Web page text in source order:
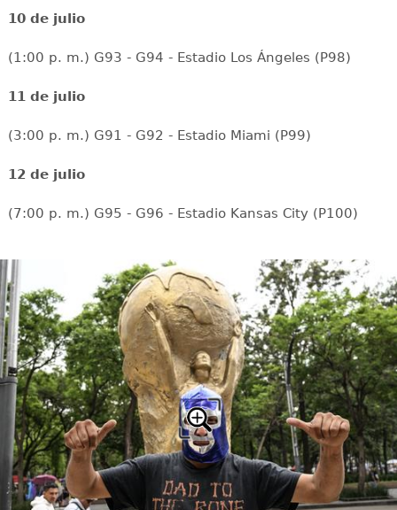
10 de julio
(1:00 p. m.) G93 - G94 - Estadio Los Ángeles (P98)
11 de julio
(3:00 p. m.) G91 - G92 - Estadio Miami (P99)
12 de julio
(7:00 p. m.) G95 - G96 - Estadio Kansas City (P100)